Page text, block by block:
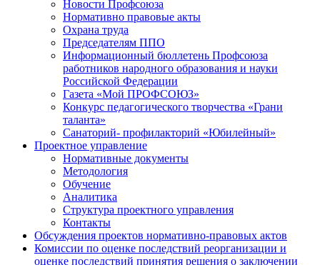
Новости Профсоюза
Нормативно правовые акты
Охрана труда
Председателям ППО
Информационный бюллетень Профсоюза
работников народного образования и науки
Российской Федерации
Газета «Мой ПРОФСОЮЗ»
Конкурс педагогического творчества «Грани
таланта»
Санаторий- профилакторий «Юбилейный»
Проектное управление
Нормативные документы
Методология
Обучение
Аналитика
Структура проектного управления
Контакты
Обсуждения проектов нормативно-правовых актов
Комиссии по оценке последствий реорганизации и
оценке последствий принятия решения о заключении